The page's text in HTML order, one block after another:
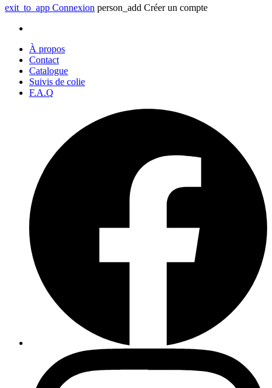
exit_to_app Connexion person_add Créer un compte
À propos
Contact
Catalogue
Suivis de colie
F.A.Q